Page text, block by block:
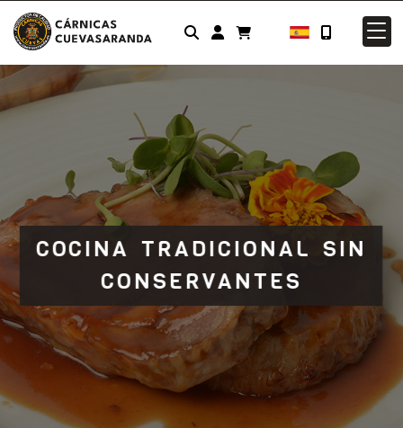
Identifícate
COCINA TRADICIONAL SIN
CONSERVANTES